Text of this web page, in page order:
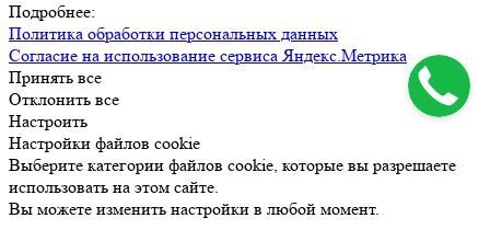
Подробнее:
Политика обработки персональных данных
Согласие на использование сервиса Яндекс.Метрика
Принять все
Отклонить все
Настроить
Настройки файлов cookie
Выберите категории файлов cookie, которые вы разрешаете
использовать на этом сайте.
Вы можете изменить настройки в любой момент.